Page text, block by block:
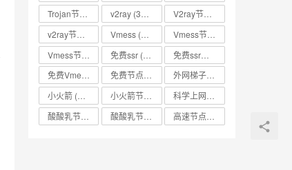
(332)
v2ray (337)
(334)
Vmess (330)
(330)
免费ssr (318)
(330)
小火箭 (337) (334)
(318) (318)